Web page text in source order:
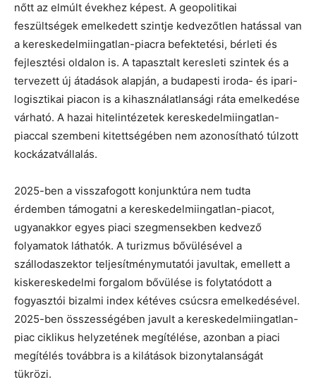
nőtt az elmúlt évekhez képest. A geopolitikai
feszültségek emelkedett szintje kedvezőtlen hatással van
a kereskedelmiingatlan-piacra befektetési, bérleti és
fejlesztési oldalon is. A tapasztalt keresleti szintek és a
tervezett új átadások alapján, a budapesti iroda- és ipari-
logisztikai piacon is a kihasználatlansági ráta emelkedése
várható. A hazai hitelintézetek kereskedelmiingatlan-
piaccal szembeni kitettségében nem azonosítható túlzott
kockázatvállalás.
2025-ben a visszafogott konjunktúra nem tudta
érdemben támogatni a kereskedelmiingatlan-piacot,
ugyanakkor egyes piaci szegmensekben kedvező
folyamatok láthatók. A turizmus bővülésével a
szállodaszektor teljesítménymutatói javultak, emellett a
kiskereskedelmi forgalom bővülése is folytatódott a
fogyasztói bizalmi index kétéves csúcsra emelkedésével.
2025-ben összességében javult a kereskedelmiingatlan-
piac ciklikus helyzetének megítélése, azonban a piaci
megítélés továbbra is a kilátások bizonytalanságát
tükrözi.